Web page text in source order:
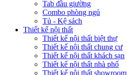
Tab đầu giường
Combo phòng ngủ
Tủ - Kệ sách
Thiết kế nội thất
Thiết kế nội thất biệt thự
Thiết kế nội thất chung cư
Thiết kế nội thất khách sạn
Thiết kế nội thất nhà phố
Thiết kế nội thất showroom